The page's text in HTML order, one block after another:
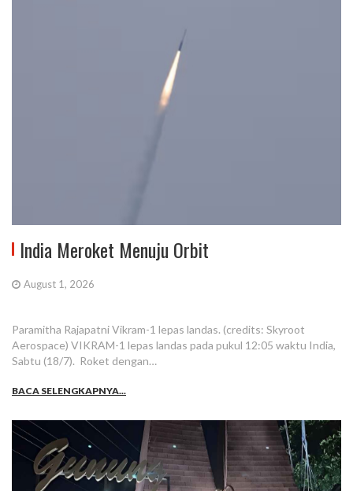
India Meroket Menuju Orbit
August 1, 2026
Paramitha Rajapatni Vikram-1 lepas landas. (credits: Skyroot
Aerospace) VIKRAM-1 lepas landas pada pukul 12:05 waktu India,
Sabtu (18/7). Roket dengan…
BACA SELENGKAPNYA...